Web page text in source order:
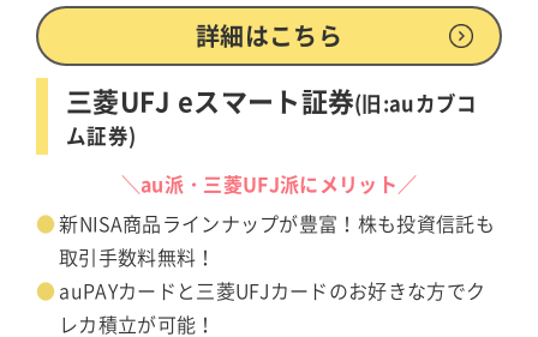
詳細はこちら
三菱UFJ eスマート証券(旧:auカブコ
ム証券)
＼au派・三菱UFJ派にメリット／
新NISA商品ラインナップが豊富！株も投資信託も
取引手数料無料！
auPAYカードと三菱UFJカードのお好きな方でク
レカ積立が可能！